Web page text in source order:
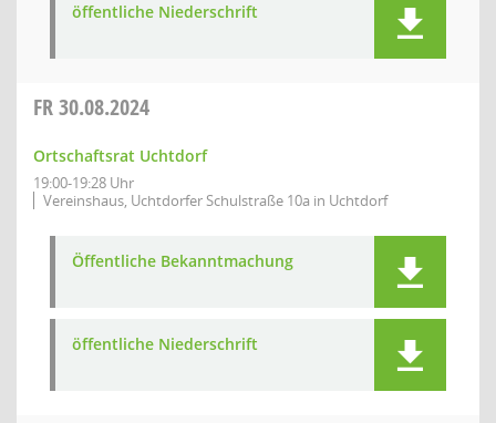
öffentliche Niederschrift
FR30.08.2024
Ortschaftsrat Uchtdorf
19:00-19:28 Uhr
Vereinshaus, Uchtdorfer Schulstraße 10a in Uchtdorf
Öffentliche Bekanntmachung
öffentliche Niederschrift